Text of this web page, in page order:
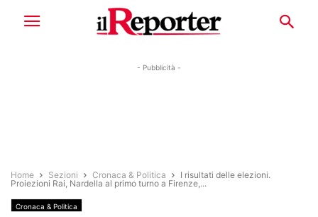
- Pubblicità -
Home Sezioni Cronaca & Politica
I risultati delle elezioni.
Proiezioni Rai, Nardella al primo turno a Firenze,...
Cronaca & Politica